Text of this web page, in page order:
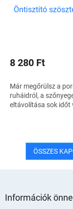
Öntisztító
8 280 Ft
Már megőrülsz a
ruháidról, a
eltávolítása sok időt
ÖSSZES
Információk